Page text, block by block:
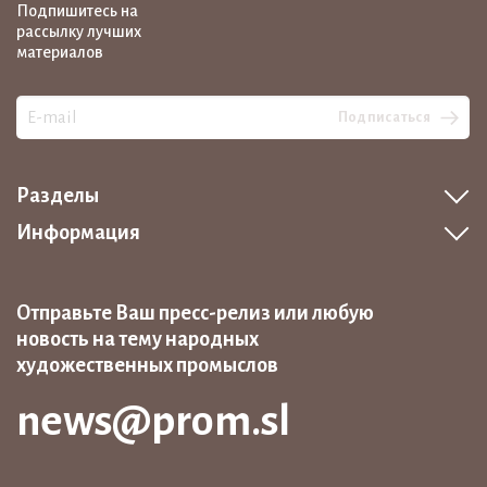
Подпишитесь на
рассылку лучших
материалов
Подписаться
Разделы
Информация
Отправьте Ваш пресс-релиз или любую
новость на тему народных
художественных промыслов
news@prom.sl